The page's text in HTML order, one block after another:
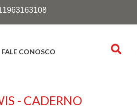
FALE CONOSCO
- CADERNO